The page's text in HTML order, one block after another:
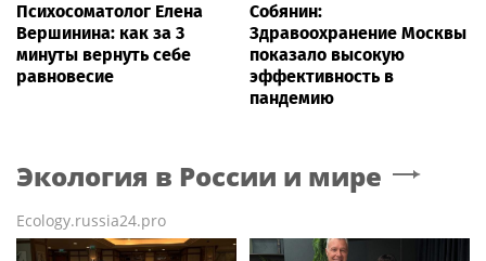
Психосоматолог Елена
Вершинина: как за 3
минуты вернуть себе
равновесие
Собянин:
Здравоохранение Москвы
показало высокую
эффективность в
пандемию
Экология в России и мире
Ecology.russia24.pro